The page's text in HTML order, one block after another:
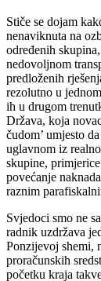
Stiče se dojam
nenaviknuta na
određenih
nedovoljnom
predloženih
rezolutno u
ih u drugom
Država, koja
čudom’ umjesto
uglavnom iz
skupine,
povećanje
raznim
Svjedoci smo ne
radnik uzdržava
Ponzijevoj shemi,
proračunskih
početku kraja